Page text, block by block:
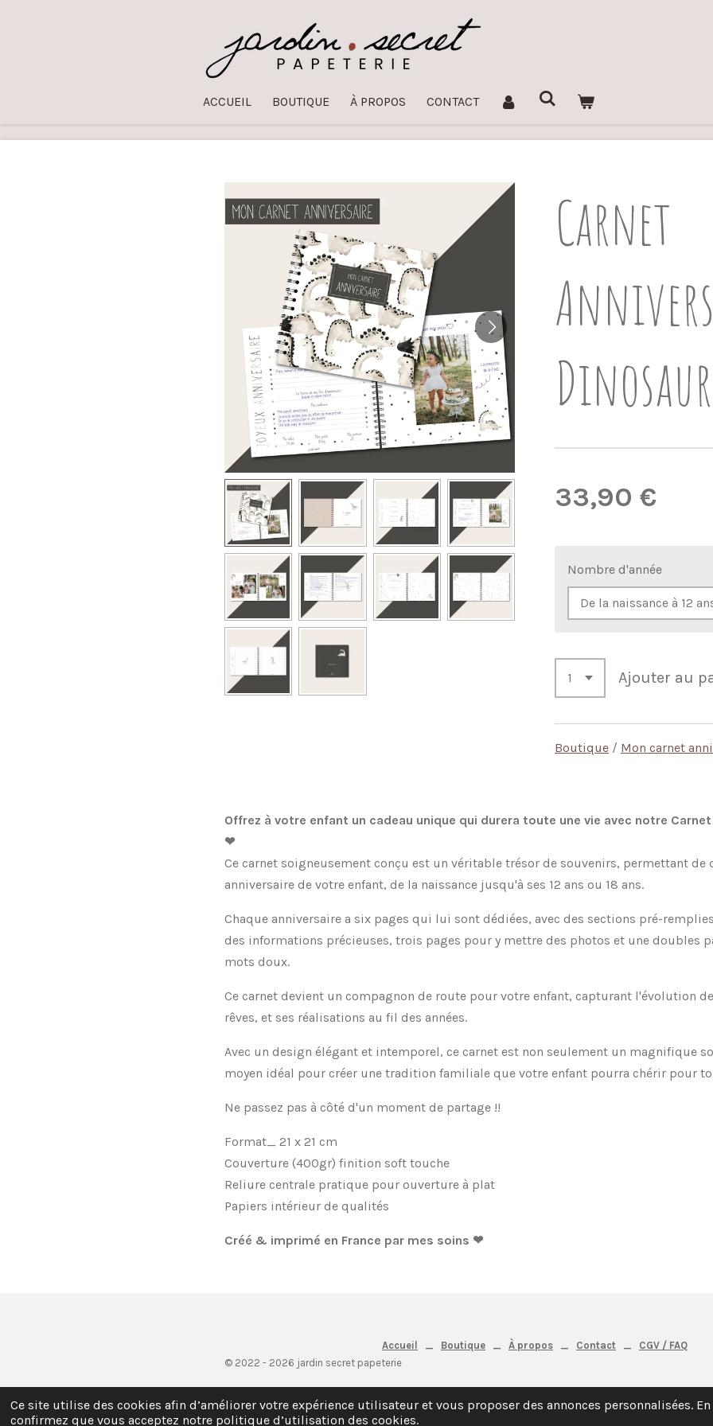
Ce site utilise des cookies afin d’améliorer votre expérience utilisateur et vous proposer des annonces personnalisées.
confirmez que vous acceptez notre politique d’utilisation des cookies.
ACCUEIL BOUTIQUE À PROPOS CONTACT
Carnet
33,90 €
Nombre d'année
Ajouter au
Boutique / Mon carnet
Offrez à votre enfant un cadeau unique qui durera toute une vie avec notre
❤
Ce carnet soigneusement conçu est un véritable trésor de souvenirs, permettant de
anniversaire de votre enfant, de la naissance jusqu'à ses 12 ans ou 18 ans.
Chaque anniversaire a six pages qui lui sont dédiées, avec des sections pré-
des informations précieuses, trois pages pour y mettre des photos et une doubles
mots doux.
Ce carnet devient un compagnon de route pour votre enfant, capturant l'évolution
rêves, et ses réalisations au fil des années.
Avec un design élégant et intemporel, ce carnet est non seulement un magnifique
moyen idéal pour créer une tradition familiale que votre enfant pourra chérir pour
Ne passez pas à côté d'un moment de partage !!
Format_ 21 x 21 cm
Couverture (400gr) finition soft touche
Reliure centrale pratique pour ouverture à plat
Papiers intérieur de qualités
Créé & imprimé en France par mes soins ❤
Accueil _ Boutique _ À propos _ Contact _ CGV / FAQ
© 2022 - 2026 jardin secret papeterie